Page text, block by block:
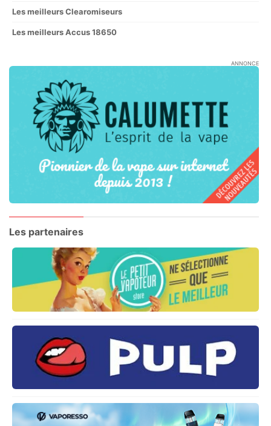
Les meilleurs Clearomiseurs
Les meilleurs Accus 18650
ANNONCE
Les partenaires